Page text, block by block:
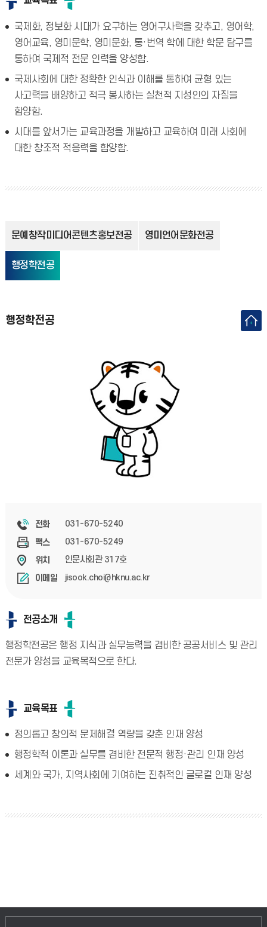
국제화, 정보화 시대가 요구하는 영어구사력을 갖추고, 영어학,
영어교육, 영미문학, 영미문화, 통·번역 학에 대한 학문 탐구를
통하여 국제적 전문 인력을 양성함.
국제사회에 대한 정확한 인식과 이해를 통하여 균형 있는
사고력을 배양하고 적극 봉사하는 실천적 지성인의 자질을
함양함.
시대를 앞서가는 교육과정을 개발하고 교육하여 미래 사회에
대한 창조적 적응력을 함양함.
문예창작미디어콘텐츠홍보전공 영미언어문화전공
행정학전공
행정학전공
전화
031-670-5240
팩스
031-670-5249
위치
인문사회관 317호
이메일
jisook.choi@hknu.ac.kr
전공소개
행정학전공은 행정 지식과 실무능력을 겸비한 공공서비스 및 관리
전문가 양성을 교육목적으로 한다.
교육목표
정의롭고 창의적 문제해결 역량을 갖춘 인재 양성
행정학적 이론과 실무를 겸비한 전문적 행정·관리 인재 양성
세계와 국가, 지역사회에 기여하는 진취적인 글로컬 인재 양성